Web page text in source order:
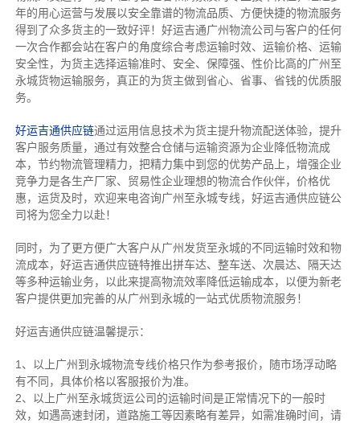
年的用心运营与发展以安全靠谱的物流品质、方便快捷的物流服务
得到了众多货主的一致好评！好运吉通广州物流公司与客户的任何
一次合作都会站在客户的角度综合考虑运输时效、运输价格、运输
安全性，为货主选择运输准时、安全、保障强、性价比高的广州至
永城货物运输服务，真正的为货主做到省心、省事、省钱的优质服
务。
好运吉通供应链通过运用信息技术为货主提升物流配送体验，提升
客户服务质量，通过有效整合仓储与运输资源为企业降低物流成
本，节约物流管理精力，把精力集中到您的优势产品上，增强企业
竞争力是各生产厂家、贸易性企业理想的物流合作伙伴，价格优
惠，运货及时，欢迎来电咨询广州至永城专线，好运吉通供应链公
司将为您全力以赴！
同时，为了更方便广大客户从广州发货至永城的不同运输时效和物
流成本，好运吉通供应链特推出拼车达、整车送、次晨达、隔天达
等多种运输业务，以此来提高物流效率降低运输成本，以便为新老
客户提供更加完善的从广州到永城的一站式优质物流服务！
好运吉通供应链温馨提示：
1、以上广州到永城物流专线价格只作为参考报价，随市场浮动略
有不同，具体价格以客服报价为准。
2、以上广州 至永城货运公司的运输时间是正常情况下的一般时
效，如遇高速封闭，道路施工等因素略有差异，如需准确时间，请